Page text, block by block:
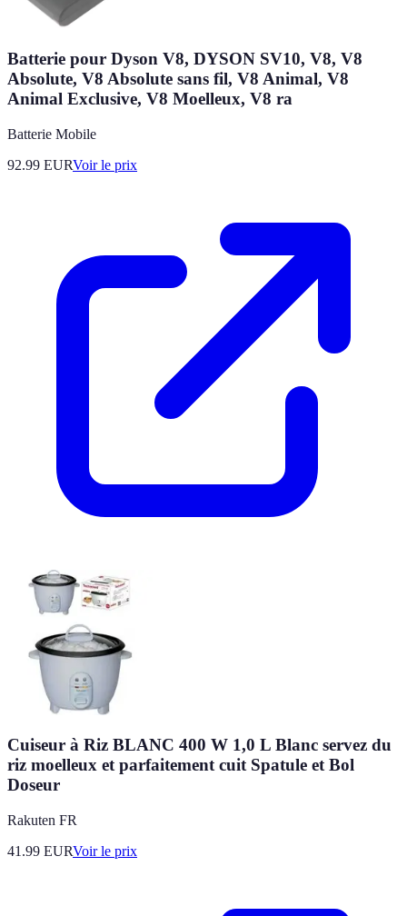
Batterie pour Dyson V8, DYSON SV10, V8, V8
Absolute, V8 Absolute sans fil, V8 Animal, V8
Animal Exclusive, V8 Moelleux, V8 ra
Batterie Mobile
92.99 EURVoir le prix
Cuiseur à Riz BLANC 400 W 1,0 L Blanc servez du
riz moelleux et parfaitement cuit Spatule et Bol
Doseur
Rakuten FR
41.99 EURVoir le prix